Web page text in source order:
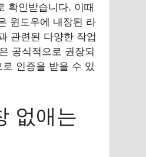
확인받습니다. 이때
윈도우에 내장된 라
관련된 다양한 작업
공식적으로 권장되
인증을 받을 수 있
없애는